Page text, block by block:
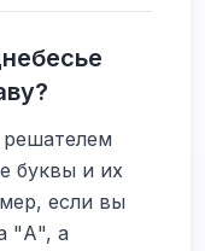
решателем
буквы и их
если вы
"А", а